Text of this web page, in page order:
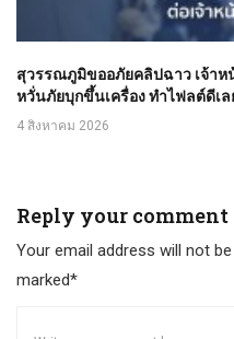
สุวรรณภูมิขออภัยคลิปฉาว เจ้าห
หวั่นภัยบุกขึ้นเครื่อง ทำไฟลต์ดีเล
4 สิงหาคม 2026
Reply your comment
Your email address will not
marked*